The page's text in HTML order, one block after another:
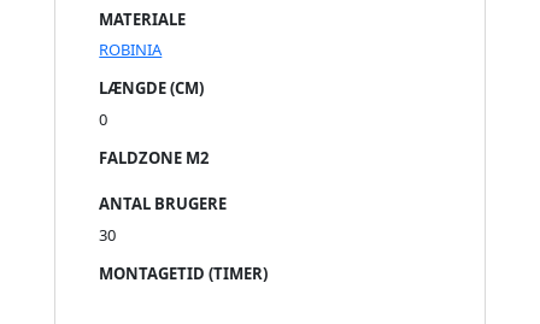
MATERIALE
ROBINIA
LÆNGDE (CM)
0
FALDZONE M2
ANTAL BRUGERE
30
MONTAGETID (TIMER)